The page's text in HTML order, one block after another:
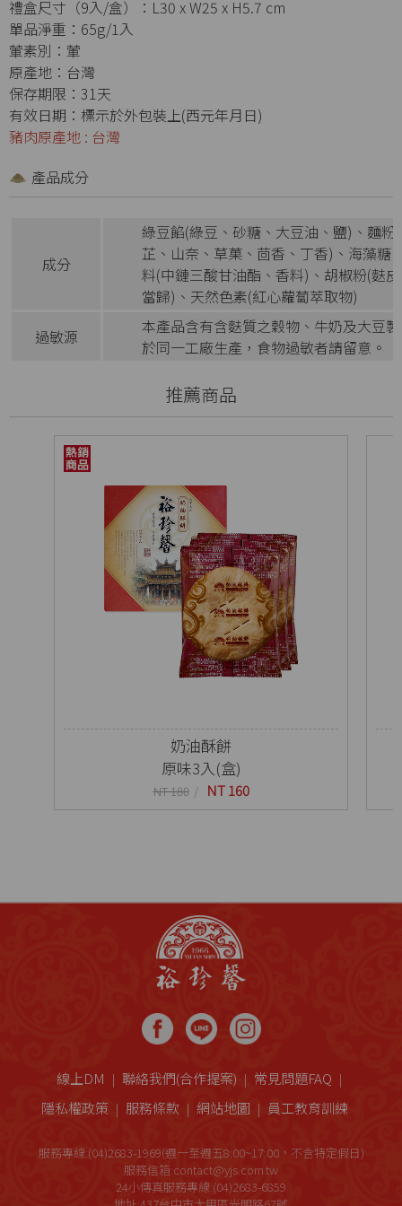
禮盒尺寸（9入/盒）：L30 x W25 x H5.7 cm
單品淨重：65g/1入
葷素別：葷
原產地：台灣
保存期限：31天
有效日期：標示於外包裝上(西元年月日)
豬肉原產地 : 台灣
產品成分
成分
綠豆餡(綠豆、砂糖、大豆油、鹽)、麵
芷、山奈、草菓、茴香、丁香)、海藻糖
料(中鏈三酸甘油酯、香料)、胡椒粉(麩
當歸)、天然色素(紅心蘿蔔萃取物)
過敏源
本產品含有含麩質之穀物、牛奶及大豆
於同一工廠生產，食物過敏者請留意。
推薦商品
奶油酥餅
原味3入(盒)
NT 180 NT 160
線上DM 聯絡我們(合作提案)
常見問題FAQ
隱私權政策
服務條款 網站地圖 員工教育訓練
服務專線:(04)2683-1969(週一至週五8:00~17:00，不含特定假日)
服務信箱:contact@yjs.com.tw
24小傳真服務專線:(04)2683-6859